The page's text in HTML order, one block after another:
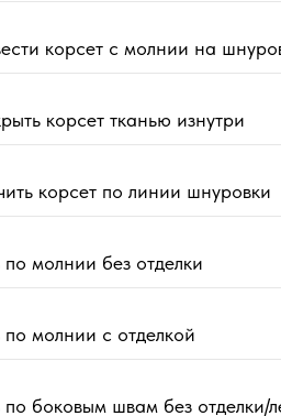
корсет с молнии на
корсет тканью изнутри
корсет по линии шнуровки
молнии без отделки
молнии с отделкой
боковым швам без отделки/